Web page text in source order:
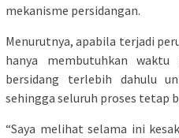
mekanisme persidangan.
Menurutnya, apabila terjadi
hanya membutuhkan
bersidang terlebih dahulu
sehingga seluruh proses tetap
“Saya melihat selama ini